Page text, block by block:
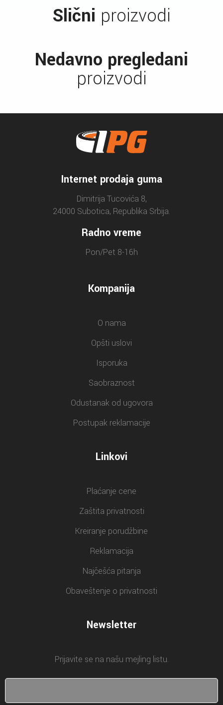
Slični proizvodi
Nedavno pregledani
proizvodi
Internet prodaja guma
Dimitrija Tucovića 8,
24000 Subotica, Republika Srbija.
Radno vreme
Pon/Pet 8-16h
Kompanija
O nama
Opšti uslovi
Isporuka
Saobraznost
Odustanak od ugovora
Postupak reklamacije
Linkovi
Plaćanje cene
Zaštita privatnosti
Kreiranje porudžbine
Reklamacija
Najčešća pitanja
Obaveštenje o privatnosti
Newsletter
Prijavite se na našu mejling listu.